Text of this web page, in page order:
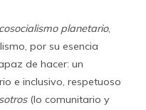
planetario,
por su esencia
de hacer: un
e inclusivo, respetuoso
(lo comunitario y